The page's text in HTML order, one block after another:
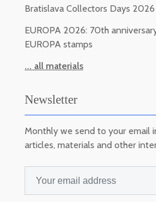
Bratislava Collectors Days
EUROPA 2026: 70th
EUROPA stamps
... all materials
Newsletter
Monthly we send to your email
articles, materials and other